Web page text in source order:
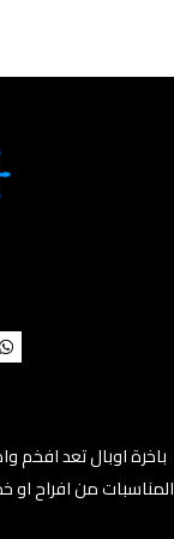
باخرة اوبال تعد افخم
المناسبات من افراح